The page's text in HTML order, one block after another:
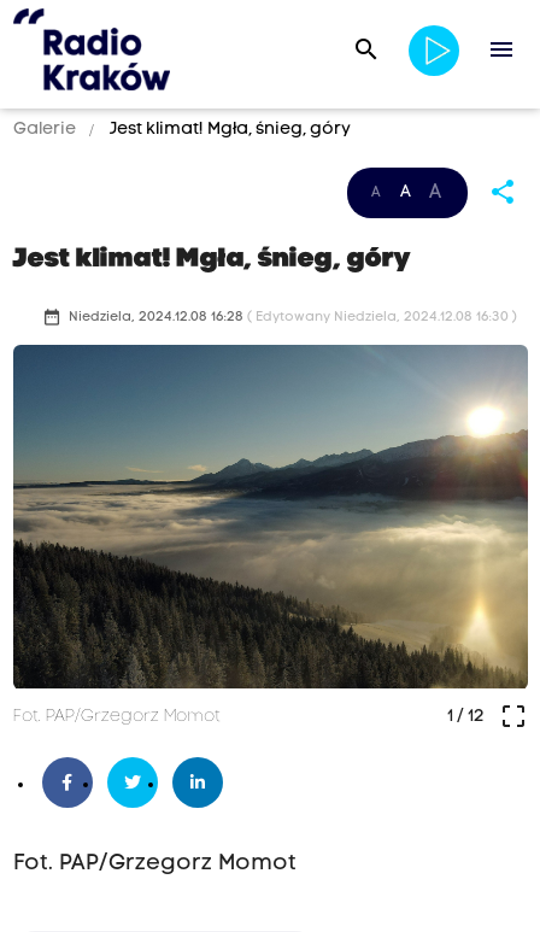
search menu
Galerie Jest klimat! Mgła, śnieg, góry
A A A share
Jest klimat! Mgła, śnieg, góry
date_range Niedziela, 2024.12.08 16:28 ( Edytowany Niedziela, 2024.12.08 16:30 )
Fot. PAP/Grzegorz Momot crop_free
1/ 12
Fot. PAP/Grzegorz Momot